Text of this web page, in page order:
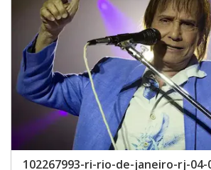
102267993-ri-rio-de-janeiro-rj-04-